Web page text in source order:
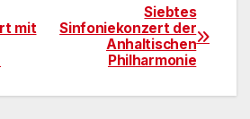
Siebtes
Sinfoniekonzert der
Anhaltischen
Philharmonie
mit